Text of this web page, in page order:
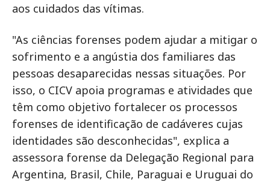
aos cuidados das vítimas.
"As ciências forenses podem ajudar a mitigar o
sofrimento e a angústia dos familiares das
pessoas desaparecidas nessas situações. Por
isso, o CICV apoia programas e atividades que
têm como objetivo fortalecer os processos
forenses de identificação de cadáveres cujas
identidades são desconhecidas", explica a
assessora forense da Delegação Regional para
Argentina, Brasil, Chile, Paraguai e Uruguai do